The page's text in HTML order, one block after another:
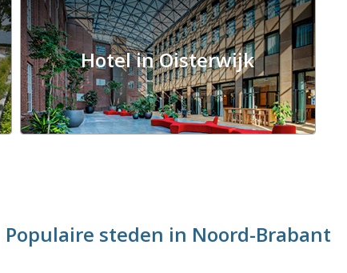
Hotel in Oisterwijk
Populaire steden in Noord-Brabant